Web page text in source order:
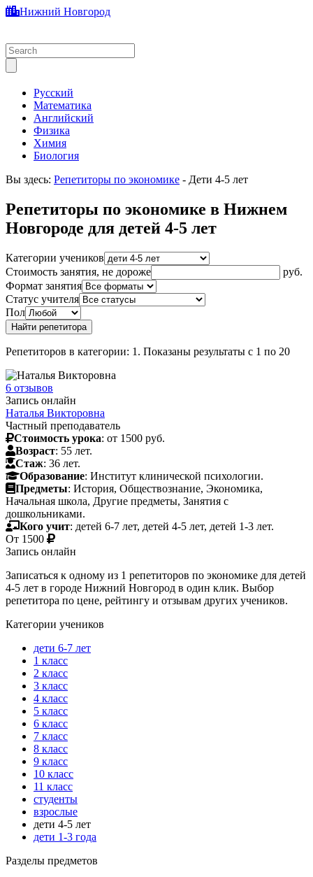
Нижний Новгород
Русский
Математика
Английский
Физика
Химия
Биология
Вы здесь: Репетиторы по экономике - Дети 4-5 лет
Репетиторы по экономике в Нижнем
Новгороде для детей 4-5 лет
Категории учеников
Стоимость занятия, не дороже
руб.
Формат занятия
Статус учителя
Пол
Репетиторов в категории: 1. Показаны результаты с 1 по 20
6 отзывов
Запись онлайн
Наталья Викторовна
Частный преподаватель
Стоимость урока: от 1500 руб.
Возраст: 55 лет.
Стаж: 36 лет.
Образование: Институт клинической психологии.
Предметы: История, Обществознание, Экономика,
Начальная школа, Другие предметы, Занятия с
дошкольниками.
Кого учит: детей 6-7 лет, детей 4-5 лет, детей 1-3 лет.
От 1500
Запись онлайн
Записаться к одному из 1 репетиторов по экономике для детей
4-5 лет в городе Нижний Новгород в один клик. Выбор
репетитора по цене, рейтингу и отзывам других учеников.
Категории учеников
дети 6-7 лет
1 класс
2 класс
3 класс
4 класс
5 класс
6 класс
7 класс
8 класс
9 класс
10 класс
11 класс
студенты
взрослые
дети 4-5 лет
дети 1-3 года
Разделы предметов